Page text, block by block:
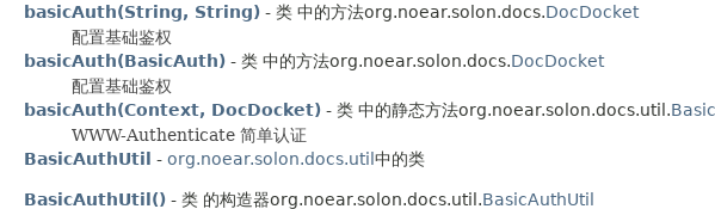
basicAuth(String, String) - 类 中的方法org.noear.solon.docs.DocDocket
配置基础鉴权
basicAuth(BasicAuth) - 类 中的方法org.noear.solon.docs.DocDocket
配置基础鉴权
basicAuth(Context, DocDocket) - 类 中的静态方法org.noear.solon.docs.util.
WWW-Authenticate 简单认证
BasicAuthUtil - org.noear.solon.docs.util中的类
BasicAuthUtil() - 类 的构造器org.noear.solon.docs.util.BasicAuthUtil